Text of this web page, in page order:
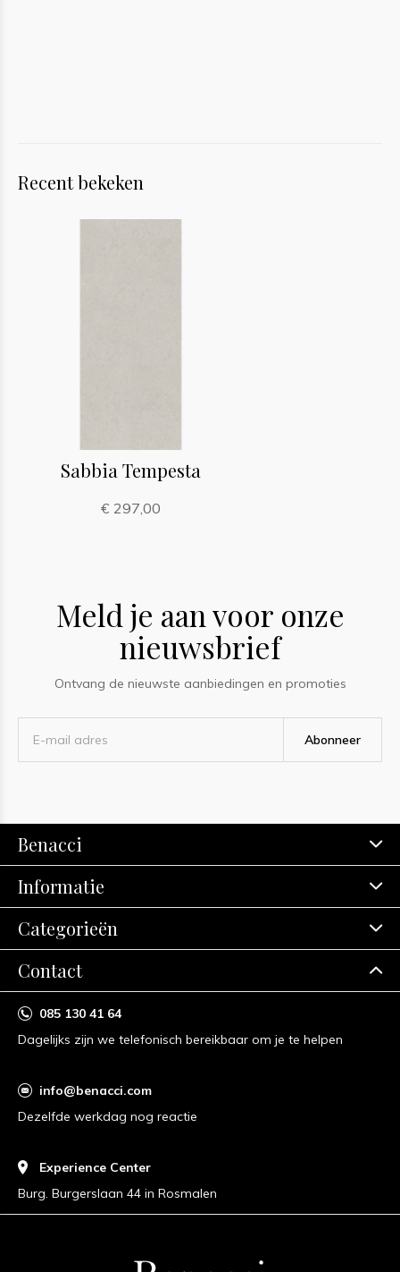
Recent bekeken
Sabbia Tempesta
€ 297,00
Meld je aan voor onze
nieuwsbrief
Ontvang de nieuwste aanbiedingen en promoties
Abonneer
Benacci
Informatie
Categorieën
Contact
085 130 41 64
Dagelijks zijn we telefonisch bereikbaar om je te helpen
info@benacci.com
Dezelfde werkdag nog reactie
Experience Center
Burg. Burgerslaan 44 in Rosmalen